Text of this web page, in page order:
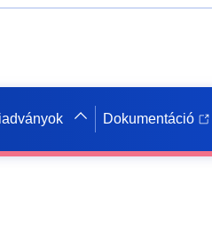
Dokumentáció